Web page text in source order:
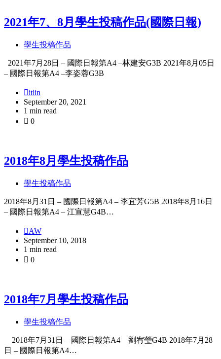
2021年7、8月學生投稿作品(國際日報)
學生投稿作品
2021年7月28日 – 國際日報第A4 –林建安G3B 2021年8月05日
– 國際日報第A4 –李姿蓉G3B
itlin
September 20, 2021
1 min read
0
2018年8月學生投稿作品
學生投稿作品
2018年8月31日 – 國際日報第A4 – 李宜芳G5B 2018年8月16日
– 國際日報第A4 – 江宣慧G4B…
AW
September 10, 2018
1 min read
0
2018年7月學生投稿作品
學生投稿作品
2018年7月31日 – 國際日報第A4 – 劉宥瑩G4B 2018年7月28
日 – 國際日報第A4…